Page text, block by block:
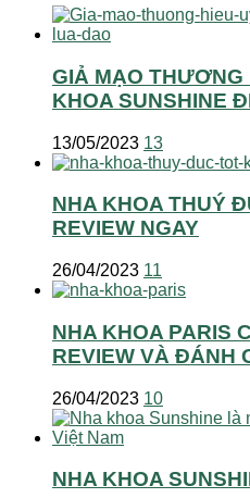
GIẢ MẠO THƯƠNG
KHOA SUNSHINE
13/05/2023 13
NHA KHOA THUÝ
REVIEW NGAY
26/04/2023 11
NHA KHOA PARIS
REVIEW VÀ ĐÁNH
26/04/2023 10
NHA KHOA